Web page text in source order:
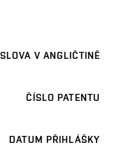
V ANGLIČTINĚ
ČÍSLO PATENTU
DATUM PŘIHLÁŠKY